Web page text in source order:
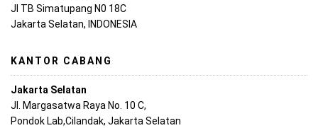
Jl TB Simatupang N0 18C
Jakarta Selatan, INDONESIA
KANTOR CABANG
Jakarta Selatan
Jl. Margasatwa Raya No. 10 C,
Pondok Lab,Cilandak, Jakarta Selatan